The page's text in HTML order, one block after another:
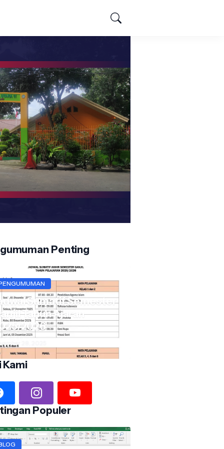
Penting
Sumatif Semester
Tahun Ajaran
2026
Kami
Populer